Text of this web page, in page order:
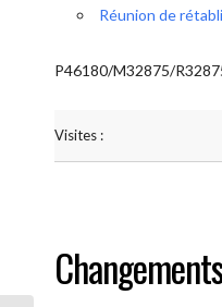
Réunion de
P46180/M32875/
Visites :